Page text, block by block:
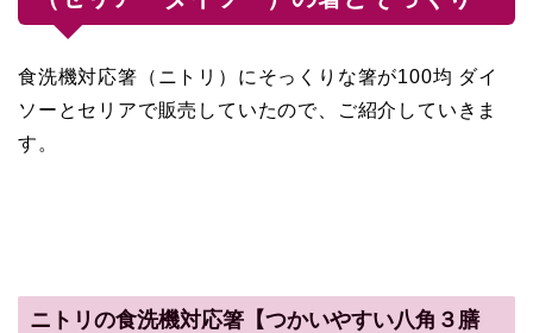
食洗機対応箸（ニトリ）にそっくりな箸が100均 ダイ
ソーとセリアで販売していたので、ご紹介していきま
す。
ニトリの食洗機対応箸【つかいやすい八角３膳